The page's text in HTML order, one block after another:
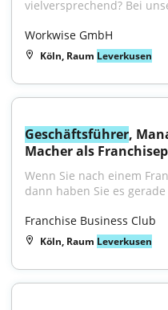
vielversprechend? Bei
Workwise GmbH
Köln, Raum Leverkusen
Geschäftsführer,
Macher als
Wenn Sie nach einem
dann haben Sie es gerade
Franchise Business Club
Köln, Raum Leverkusen